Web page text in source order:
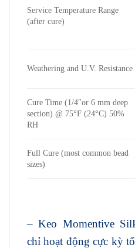
Service Temperature Range
(after cure)
Weathering and U.V. Resistance
Cure Time (1/4″or 6 mm deep
section) @ 75°F (24°C) 50%
RH
Full Cure (most common bead
sizes)
– Keo Momentive
chỉ hoạt động cực kỳ